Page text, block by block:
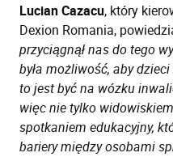
Lucian Cazacu, który
Dexion Romania,
przyciągnął nas do tego
była możliwość, aby
to jest być na wózku
więc nie tylko
spotkaniem edukacyjny,
bariery między osobami